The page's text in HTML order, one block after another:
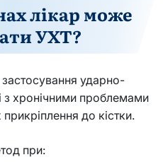
лікар може
УХТ?
ударно-
з хронічними проблемами
до кістки.
при: